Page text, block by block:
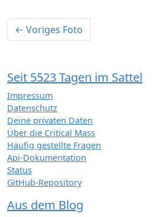
← Voriges Foto
Seit 5523 Tagen im Sattel
Impressum
Datenschutz
Deine privaten Daten
Über die Critical Mass
Häufig gestellte Fragen
Api-Dokumentation
Status
GitHub-Repository
Aus dem Blog